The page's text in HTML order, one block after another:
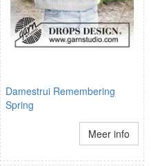
Damestrui Remembering
Spring
Meer info